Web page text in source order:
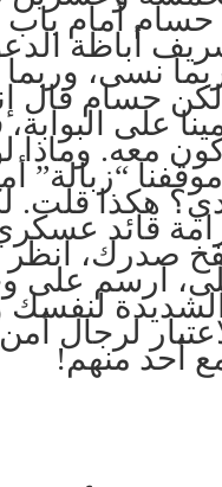
حسام أمام باب
أباظة
نسى،
حسام قال
على البوابة،
معه. وماذا
“زبالة”
هكذا
قائد
صدرك، انظر
ارسم على
الشديدة لنفسك
لرجال أمن
أحد منهم!